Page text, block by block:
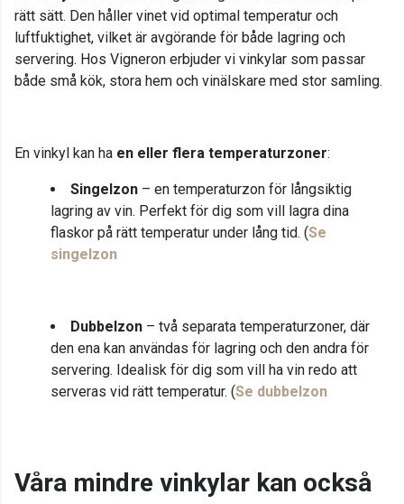
rätt sätt. Den håller vinet vid optimal temperatur och
luftfuktighet, vilket är avgörande för både lagring och
servering. Hos Vigneron erbjuder vi vinkylar som passar
både små kök, stora hem och vinälskare med stor samling.
En vinkyl kan ha en eller flera temperaturzoner:
Singelzon – en temperaturzon för långsiktig
lagring av vin. Perfekt för dig som vill lagra dina
flaskor på rätt temperatur under lång tid. (Se
singelzon
Dubbelzon – två separata temperaturzoner, där
den ena kan användas för lagring och den andra för
servering. Idealisk för dig som vill ha vin redo att
serveras vid rätt temperatur. (Se dubbelzon
Våra mindre vinkylar kan också